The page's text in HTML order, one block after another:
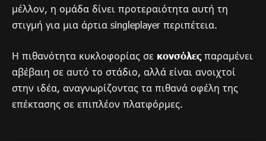
μέλλον, η ομάδα δίνει προτεραιότητα αυτή τη
στιγμή για μια άρτια singleplayer περιπέτεια.
Η πιθανότητα κυκλοφορίας σε κονσόλες παραμένει
αβέβαιη σε αυτό το στάδιο, αλλά είναι ανοιχτοί
στην ιδέα, αναγνωρίζοντας τα πιθανά οφέλη της
επέκτασης σε επιπλέον πλατφόρμες.